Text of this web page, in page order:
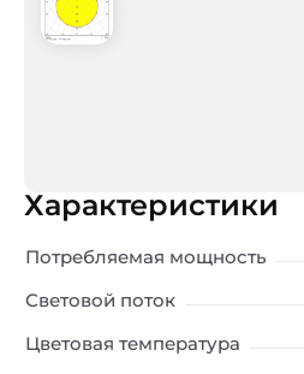
Характеристики
Потребляемая мощность
Световой поток
Цветовая температура